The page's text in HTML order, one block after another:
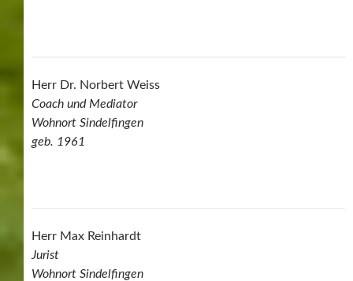
Herr Dr. Norbert Weiss
Coach und Mediator
Wohnort Sindelfingen
geb. 1961
Herr Max Reinhardt
Jurist
Wohnort Sindelfingen